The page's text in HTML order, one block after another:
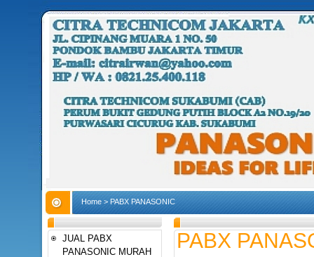
Home> PABX PANASONIC
JUAL PABX
PANASONIC MURAH
PABX